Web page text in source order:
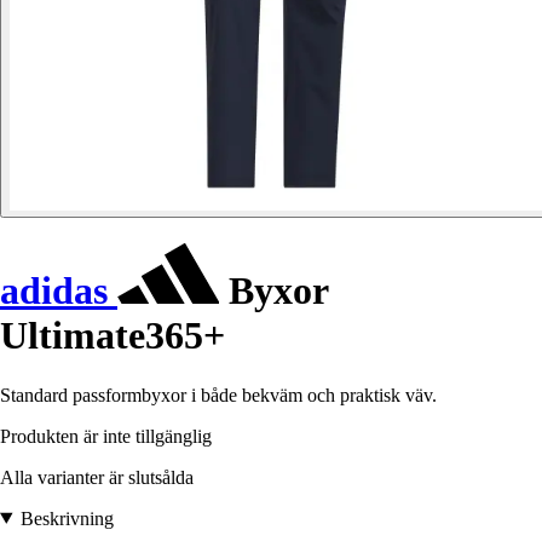
adidas
Byxor
Ultimate365+
Standard passformbyxor i både bekväm och praktisk väv.
Produkten är inte tillgänglig
Alla varianter är slutsålda
Beskrivning